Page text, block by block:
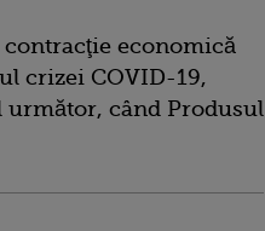
contracţie economică
crizei COVID-19,
următor, când Produsul